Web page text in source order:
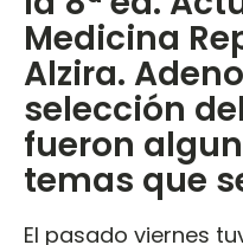
Medicina
Alzira.
selección
fueron
temas que
El pasado viernes